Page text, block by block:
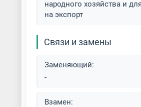
народного хозяйства и
на экспорт
Связи и замены
Заменяющий:
-
Взамен: